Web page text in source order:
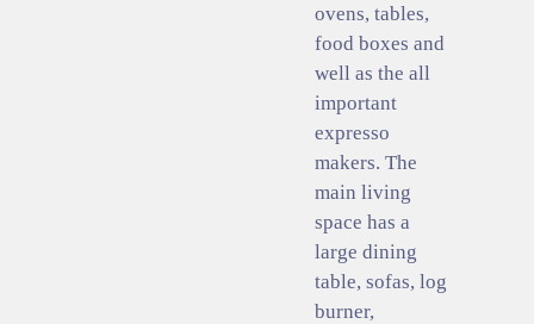
ovens, tables,
food boxes and
well as the all
important
expresso
makers. The
main living
space has a
large dining
table, sofas, log
burner,